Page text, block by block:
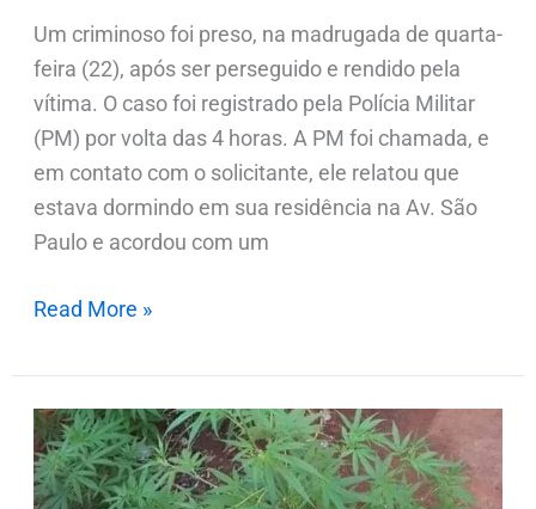
Um criminoso foi preso, na madrugada de quarta-
feira (22), após ser perseguido e rendido pela
vítima. O caso foi registrado pela Polícia Militar
(PM) por volta das 4 horas. A PM foi chamada, e
em contato com o solicitante, ele relatou que
estava dormindo em sua residência na Av. São
Paulo e acordou com um
Read More »
PM
apreende
dois